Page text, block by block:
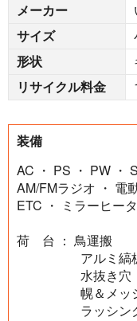
メーカー
サイズ
形状
リサイクル料金
装備
AC ・ PS ・ PW ・
AM/FMラジオ ・ 電
ETC ・ ミラーヒー
荷 台 ： 鳥運搬
アルミ縞板
水抜き穴
幌＆メッシ
ラッシング